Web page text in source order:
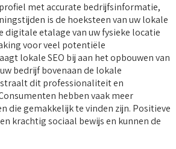
met accurate bedrijfsinformatie,
is de hoeksteen van uw lokale
digitale etalage van uw fysieke locatie
voor veel potentiële
lokale SEO bij aan het opbouwen van
bedrijf bovenaan de lokale
dit professionaliteit en
hebben vaak meer
die gemakkelijk te vinden zijn. Positieve
krachtig sociaal bewijs en kunnen de